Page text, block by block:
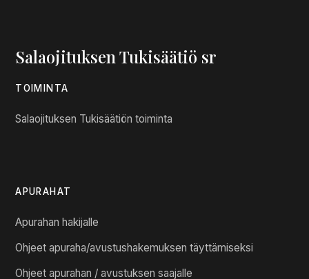
Salaojituksen Tukisäätiö sr
TOIMINTA
Salaojituksen Tukisäätiön toiminta
APURAHAT
Apurahan hakijalle
Ohjeet apuraha/avustushakemuksen täyttämiseksi
Ohjeet apurahan / avustuksen saajalle